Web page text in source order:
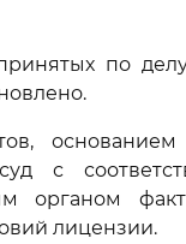
по
с
органом
лицензии.